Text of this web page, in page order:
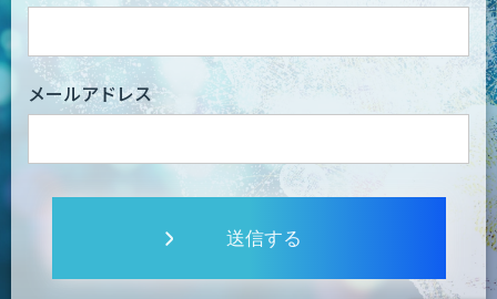
メールアドレス
送信する